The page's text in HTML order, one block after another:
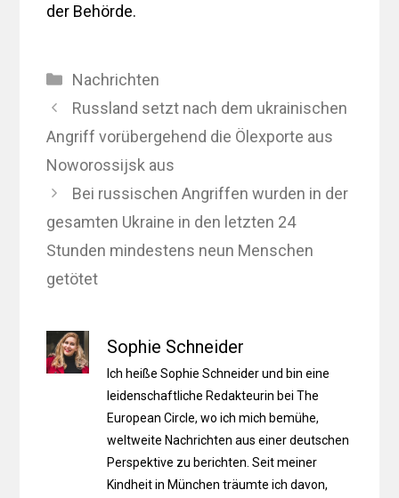
der Behörde.
Kategorien
Nachrichten
Russland setzt nach dem ukrainischen
Angriff vorübergehend die Ölexporte aus
Noworossijsk aus
Bei russischen Angriffen wurden in der
gesamten Ukraine in den letzten 24
Stunden mindestens neun Menschen
getötet
Sophie Schneider
Ich heiße Sophie Schneider und bin eine
leidenschaftliche Redakteurin bei The
European Circle, wo ich mich bemühe,
weltweite Nachrichten aus einer deutschen
Perspektive zu berichten. Seit meiner
Kindheit in München träumte ich davon,